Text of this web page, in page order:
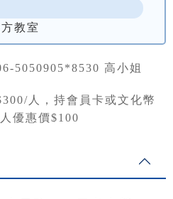
教室
5050905*8530 高小姐
人，持會員卡或文化幣
優惠價$100